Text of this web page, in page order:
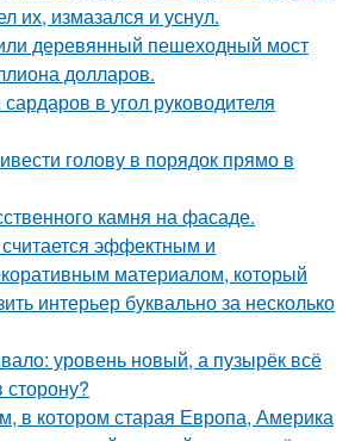
их, измазался и уснул.
деревянный пешеходный мост
долларов.
в угол руководителя
голову в порядок прямо в
камня на фасаде.
эффектным и
материалом, который
интерьер буквально за несколько
уровень новый, а пузырёк всё
в котором старая Европа, Америка